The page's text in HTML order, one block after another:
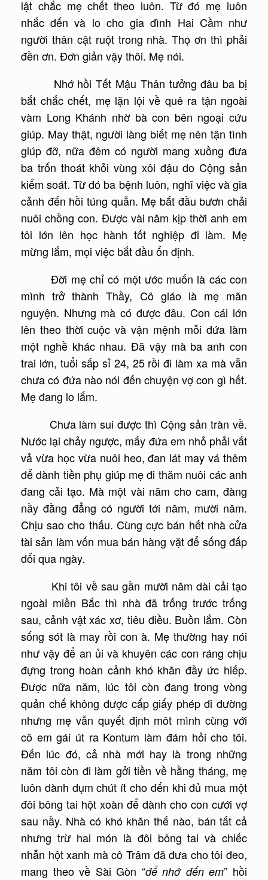
lật chắc mẹ chết theo luôn. Từ đó mẹ luôn
nhắc đến và lo cho gia đình Hai Cầm như
người thân cật ruột trong nhà. Thọ ơn thì phải
đền ơn. Đơn giản vậy thôi. Mẹ nói.
Nhớ hồi Tết Mậu Thân tưởng đâu ba bị
bắt chắc chết, mẹ lặn lội về quê ra tận ngoài
vàm Long Khánh nhờ bà con bên ngoại cứu
giúp. May thật, người làng biết mẹ nên tận tình
giúp đỡ, nữa đêm có người mang xuồng đưa
ba trốn thoát khỏi vùng xôi đậu do Cộng sản
kiểm soát. Từ đó ba bệnh luôn, nghĩ việc và gia
cảnh đến hồi túng quẫn. Mẹ bắt đầu bươn chải
nuôi chồng con. Được vài năm kịp thời anh em
tôi lớn lên học hành tốt nghiệp đi làm. Mẹ
mừng lắm, mọi việc bắt đầu ổn định.
Đời mẹ chỉ có một ước muốn là các con
mình trở thành Thầy, Cô giáo là mẹ mãn
nguyện. Nhưng mà có được đâu. Con cái lớn
lên theo thời cuộc và vận mệnh mỗi đứa làm
một nghề khác nhau. Đã vậy mà ba anh con
trai lớn, tuổi sấp sỉ 24, 25 rồi đi làm xa mà vẫn
chưa có đứa nào nói đến chuyện vợ con gì hết.
Mẹ đang lo lắm.
Chưa làm sui được thì Cộng sản tràn về.
Nước lại chảy ngược, mấy đứa em nhỏ phải vất
vả vừa học vừa nuôi heo, đan lát may vá thêm
để dành tiền phụ giúp mẹ đi thăm nuôi các anh
đang cải tạo. Mà một vài năm cho cam, đàng
nầy đằng đẳng có người tới năm, mười năm.
Chịu sao cho thấu. Cùng cực bán hết nhà cửa
tài sản làm vốn mua bán hàng vặt để sống đấp
đổi qua ngày.
Khi tôi về sau gần mười năm dài cải tạo
ngoài miền Bắc thì nhà đã trống trước trống
sau, cảnh vật xác xơ, tiêu điều. Buồn lắm. Còn
sống sót là may rồi con à. Mẹ thường hay nói
như vậy để an ủi và khuyên các con ráng chịu
đựng trong hoàn cảnh khó khăn đầy ức hiếp.
Được nữa năm, lúc tôi còn đang trong vòng
quản chế không được cấp giấy phép đi đường
nhưng mẹ vẫn quyết định môt mình cùng với
cô em gái út ra Kontum làm đám hỏi cho tôi.
Đến lúc đó, cả nhà mới hay là trong những
năm tôi còn đi làm gởi tiền về hằng tháng, mẹ
luôn dành dụm chút ít cho đến khi đủ mua một
đôi bông tai hột xoàn để dành cho con cưới vợ
sau nầy. Nhà có khó khăn thế nào, bán tất cả
nhưng trừ hai món là đôi bông tai và chiếc
nhẫn hột xanh mà cô Trâm đã đưa cho tôi đeo,
mang theo về Sài Gòn “để nhớ đến em” hồi